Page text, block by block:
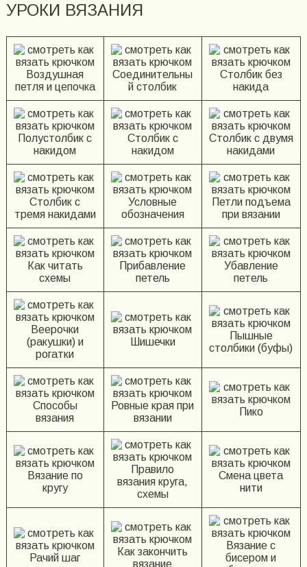
УРОКИ ВЯЗАНИЯ
Воздушная
петля и цепочка
Соединительны
й столбик
Столбик без
накида
Полустолбик с
накидом
Столбик с
накидом
Столбик с двумя
накидами
Столбик с
тремя накидами
Условные
обозначения
Петли подъема
при вязании
Как читать
схемы
Прибавление
петель
Убавление
петель
Веерочки
(ракушки) и
рогатки
Шишечки
Пышные
столбики (буфы)
Способы
вязания
Ровные края при
вязании
Пико
Вязание по
кругу
Правило
вязания круга,
схемы
Смена цвета
нити
Рачий шаг
Как закончить
вязание
Вязание с
бисером и